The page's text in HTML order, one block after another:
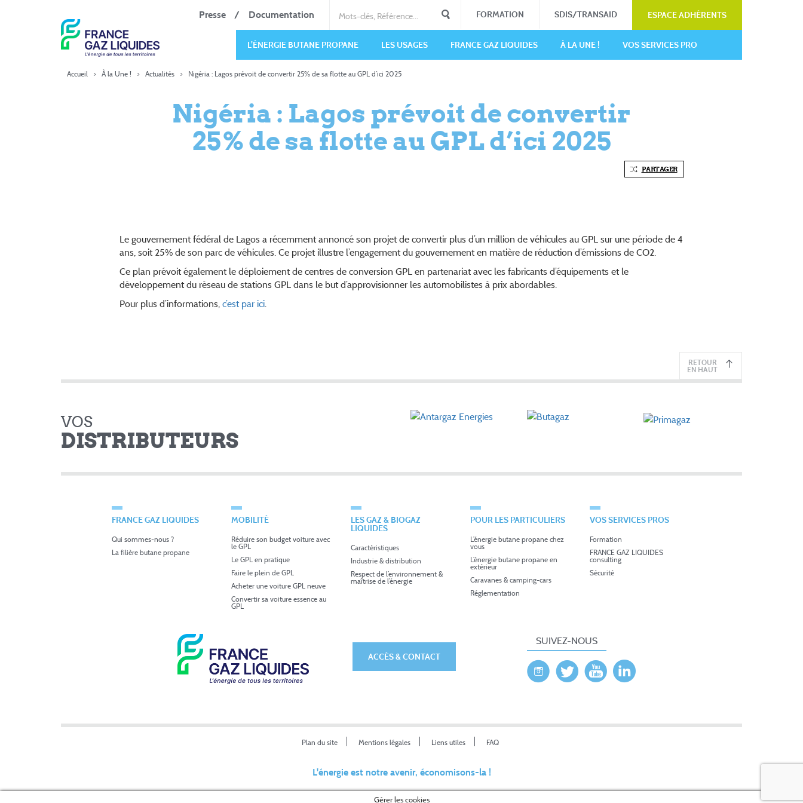
ESPACE ADHÉRENTS
SDIS/TRANSAID
FORMATION
Presse Documentation
L’ÉNERGIE BUTANE PROPANE LES USAGES FRANCE GAZ LIQUIDES À LA UNE ! VOS SERVICES PRO
Accueil > À la Une ! > Actualités > Nigéria : Lagos prévoit de convertir 25% de sa flotte au GPL d’ici 2025
Nigéria : Lagos prévoit de convertir
25% de sa flotte au GPL d’ici 2025
PARTAGER
Le gouvernement fédéral de Lagos a récemment annoncé son projet de convertir plus d’un million de véhicules au GPL sur une période de 4
ans, soit 25% de son parc de véhicules. Ce projet illustre l’engagement du gouvernement en matière de réduction d’émissions de CO2.
Ce plan prévoit également le déploiement de centres de conversion GPL en partenariat avec les fabricants d’équipements et le
développement du réseau de stations GPL dans le but d’approvisionner les automobilistes à prix abordables.
Pour plus d’informations, c’est par ici.
RETOUR
EN HAUT
VOS
DISTRIBUTEURS
FRANCE GAZ LIQUIDES
Qui sommes-nous ?
La filière butane propane
MOBILITÉ
Réduire son budget voiture avec
le GPL
Le GPL en pratique
Faire le plein de GPL
Acheter une voiture GPL neuve
Convertir sa voiture essence au
GPL
LES GAZ & BIOGAZ
LIQUIDES
Caractéristiques
Industrie & distribution
Respect de l’environnement &
maîtrise de l’énergie
POUR LES PARTICULIERS
L’énergie butane propane chez
vous
L’énergie butane propane en
extérieur
Caravanes & camping-cars
Réglementation
VOS SERVICES PROS
Formation
FRANCE GAZ LIQUIDES
consulting
Sécurité
ACCÈS & CONTACT
SUIVEZ-NOUS
Plan du site Mentions légales Liens utiles FAQ
L'énergie est notre avenir, économisons-la !
Gérer les cookies